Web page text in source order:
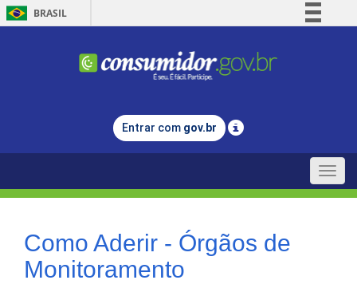
BRASIL
Comunica BR
Legislação
Entrar com gov.br
Toggle
Como Aderir - Órgãos de
Monitoramento